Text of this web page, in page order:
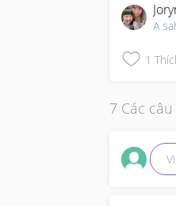
A
1
7 Các